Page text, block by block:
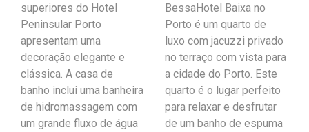
superiores do Hotel
Peninsular Porto
apresentam uma
decoração elegante e
clássica. A casa de
banho inclui uma banheira
de hidromassagem com
um grande fluxo de água
BessaHotel Baixa no
Porto é um quarto de
luxo com jacuzzi privado
no terraço com vista para
a cidade do Porto. Este
quarto é o lugar perfeito
para relaxar e desfrutar
de um banho de espuma